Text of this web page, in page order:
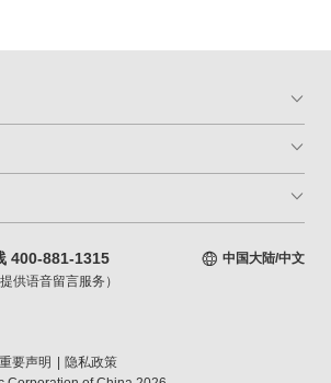
400-881-1315
供语音留言服务）
重要声明 | 隐私政策
中国大陆/中文